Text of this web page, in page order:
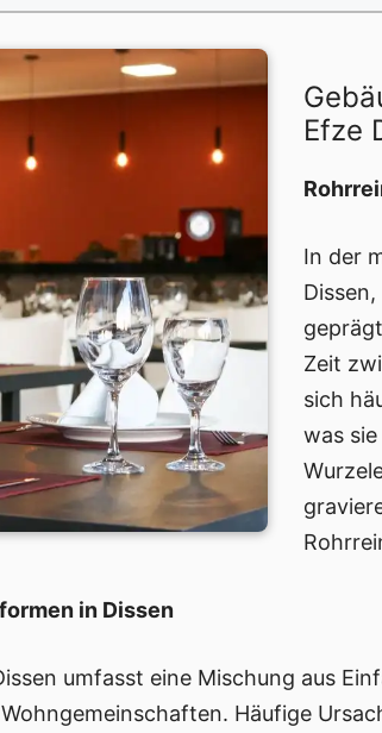
Efze
In der
Zeit
sich
was
in Dissen
umfasst eine Mischung aus
Häufige